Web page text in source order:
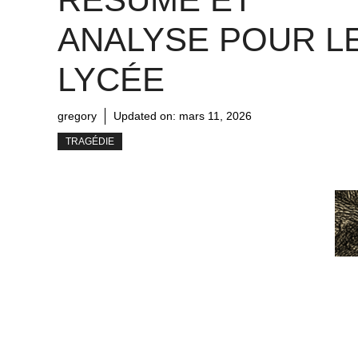
ANALYSE POUR
LYCÉE
gregory Updated on: mars 11, 2026
TRAGÉDIE